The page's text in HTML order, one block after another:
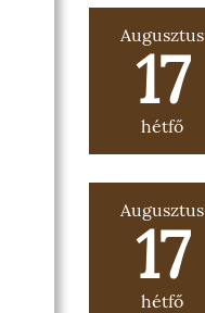
Augusztus
17
hétfő
Augusztus
17
hétfő